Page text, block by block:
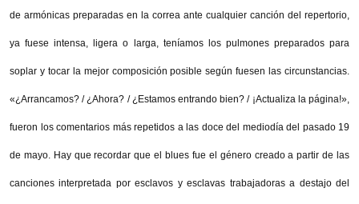
de armónicas preparadas en la correa ante cualquier canción del repertorio,
ya fuese intensa, ligera o larga, teníamos los pulmones preparados para
soplar y tocar la mejor composición posible según fuesen las circunstancias.
«¿Arrancamos? / ¿Ahora? / ¿Estamos entrando bien? / ¡Actualiza la página!»,
fueron los comentarios más repetidos a las doce del mediodía del pasado 19
de mayo. Hay que recordar que el blues fue el género creado a partir de las
canciones interpretada por esclavos y esclavas trabajadoras a destajo del